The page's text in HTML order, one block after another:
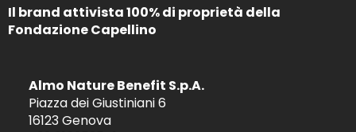
Il brand attivista 100% di proprietà della
Fondazione Capellino
Almo Nature Benefit S.p.A.
Piazza dei Giustiniani 6
16123 Genova